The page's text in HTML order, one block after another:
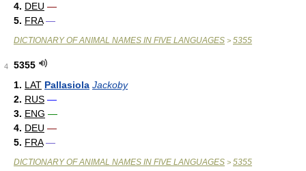
4. DEU —
5. FRA —
DICTIONARY OF ANIMAL NAMES IN FIVE LANGUAGES > 5355
4
5355
1. LAT Pallasiola Jackoby
2. RUS —
3. ENG —
4. DEU —
5. FRA —
DICTIONARY OF ANIMAL NAMES IN FIVE LANGUAGES > 5355